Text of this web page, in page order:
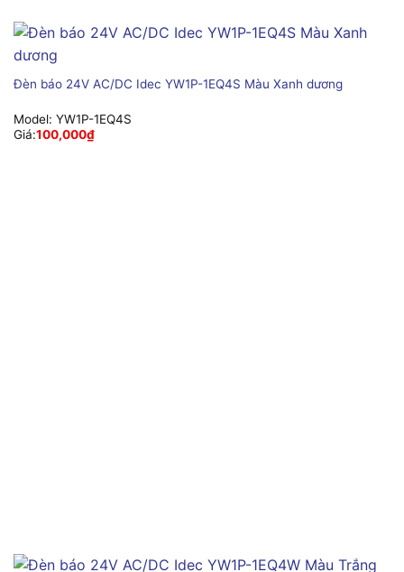
Đèn báo 24V AC/DC Idec YW1P-1EQ4S Màu Xanh dương
Model: YW1P-1EQ4S
Giá:100,000₫